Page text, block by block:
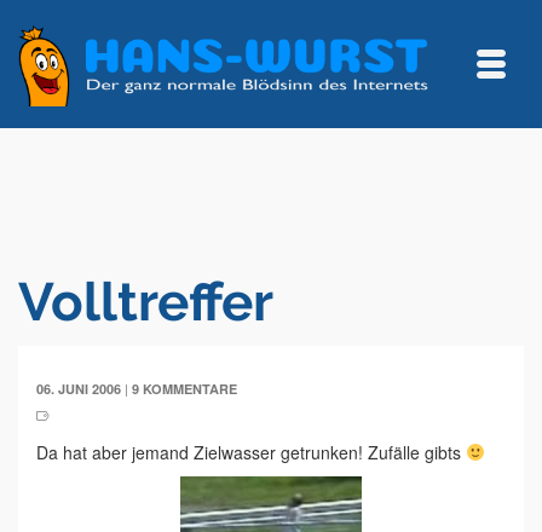
Volltreffer
06. JUNI 2006 | 9 KOMMENTARE
Da hat aber jemand Zielwasser getrunken! Zufälle gibts